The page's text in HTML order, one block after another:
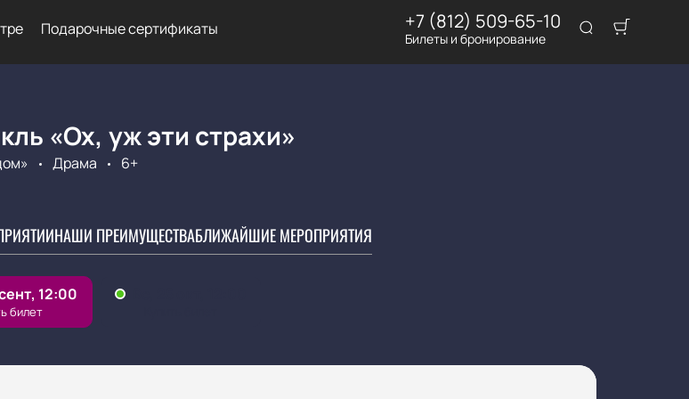
Подарочные сертификаты +7 (812) 509-65-10
Билеты и бронирование
«Ох, уж эти страхи»
Драма
6+
НАШИ ПРЕИМУЩЕСТВАБЛИЖАЙШИЕ МЕРОПРИЯТИЯ